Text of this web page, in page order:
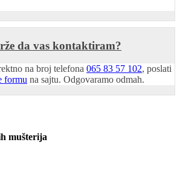
da vas kontaktiram?
na broj telefona 065 83 57 102, poslati
formu na sajtu. Odgovaramo odmah.
mušterija